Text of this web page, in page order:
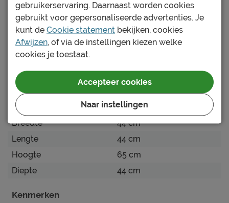
Specificaties
Productinformatie
Artikelnummer
1076219
Merk
B Bright
Afmetingen
Breedte
44 cm
Lengte
44 cm
Hoogte
65 cm
Diepte
44 cm
Kenmerken
gebruikerservaring. Daarnaast worden cookies
gebruikt voor gepersonaliseerde advertenties. Je
kunt de Cookie statement bekijken, cookies
Afwijzen, of via de instellingen kiezen welke
cookies je toestaat.
Naar instellingen
Accepteer cookies